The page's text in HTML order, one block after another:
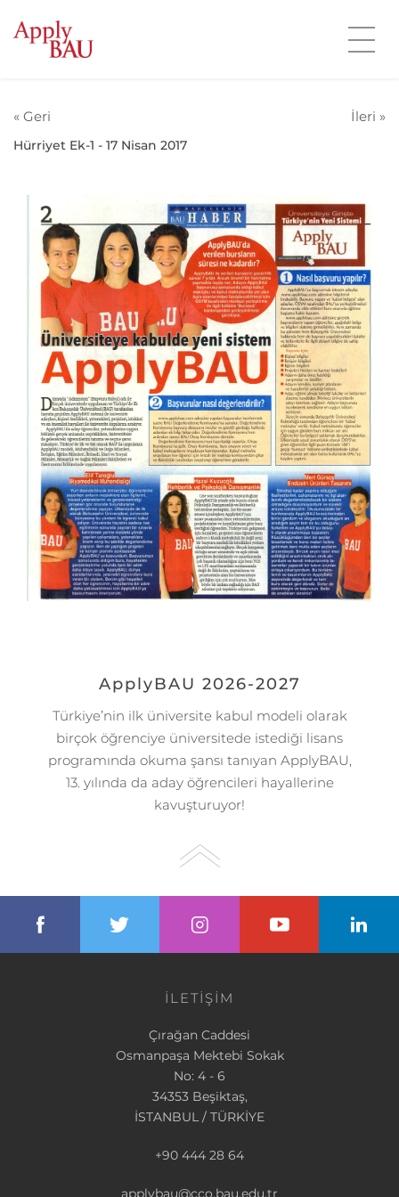
« Geri İleri »
Hürriyet Ek-1 - 17 Nisan 2017
ApplyBAU 2026-2027
Türkiye’nin ilk üniversite kabul modeli olarak
birçok öğrenciye üniversitede istediği lisans
programında okuma şansı tanıyan ApplyBAU,
13. yılında da aday öğrencileri hayallerine
kavuşturuyor!
İLETİŞİM
Çırağan Caddesi
Osmanpaşa Mektebi Sokak
No: 4 - 6
34353 Beşiktaş,
İSTANBUL / TÜRKİYE
+90 444 28 64
applybau@cco.bau.edu.tr